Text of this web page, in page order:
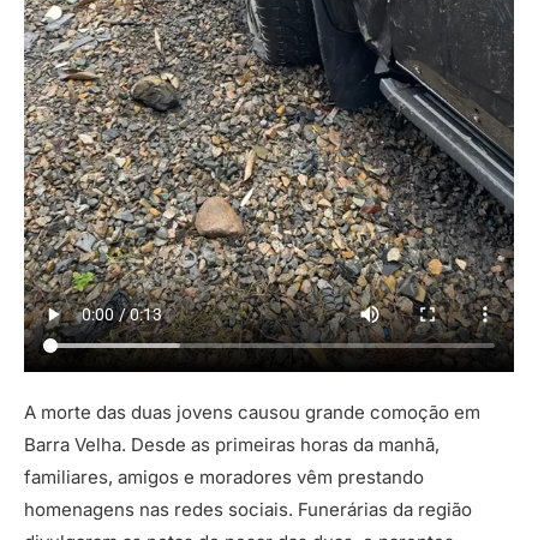
A morte das duas jovens causou grande comoção em
Barra Velha. Desde as primeiras horas da manhã,
familiares, amigos e moradores vêm prestando
homenagens nas redes sociais. Funerárias da região